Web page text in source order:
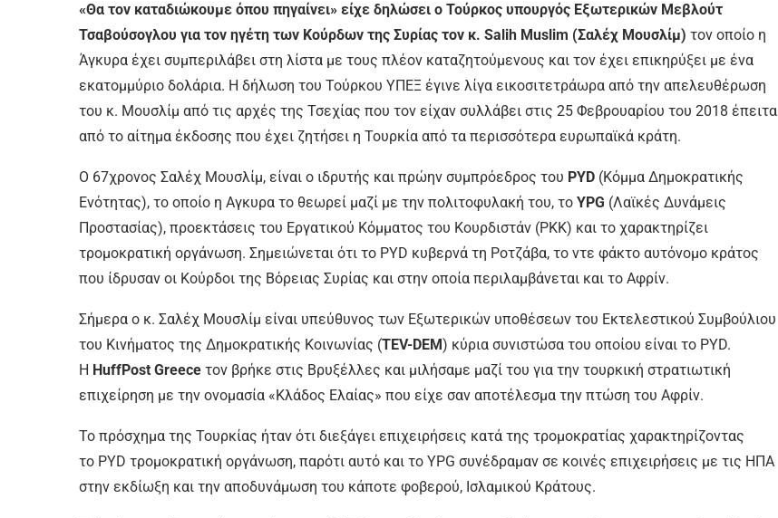
«Θα τον καταδιώκουμε όπου πηγαίνει» είχε δηλώσει ο Τούρκος υπουργός Εξωτερικών Μεβλούτ
Τσαβούσογλου για τον ηγέτη των Κούρδων της Συρίας τον κ. Salih Muslim (Σαλέχ Μουσλίμ) τον οποίο η
Άγκυρα έχει συμπεριλάβει στη λίστα με τους πλέον καταζητούμενους και τον έχει επικηρύξει με ένα
εκατομμύριο δολάρια. Η δήλωση του Τούρκου ΥΠΕΞ έγινε λίγα εικοσιτετράωρα από την απελευθέρωση
του κ. Μουσλίμ από τις αρχές της Τσεχίας που τον είχαν συλλάβει στις 25 Φεβρουαρίου του 2018 έπειτα
από το αίτημα έκδοσης που έχει ζητήσει η Τουρκία από τα περισσότερα ευρωπαϊκά κράτη.
Ο 67χρονος Σαλέχ Μουσλίμ, είναι ο ιδρυτής και πρώην συμπρόεδρος του PYD (Κόμμα Δημοκρατικής
Ενότητας), το οποίο η Αγκυρα το θεωρεί μαζί με την πολιτοφυλακή του, το YPG (Λαϊκές Δυνάμεις
Προστασίας), προεκτάσεις του Εργατικού Κόμματος του Κουρδιστάν (PKK) και το χαρακτηρίζει
τρομοκρατική οργάνωση. Σημειώνεται ότι το PYD κυβερνά τη Ροτζάβα, το ντε φάκτο αυτόνομο κράτος
που ίδρυσαν οι Κούρδοι της Βόρειας Συρίας και στην οποία περιλαμβάνεται και το Αφρίν.
Σήμερα ο κ. Σαλέχ Μουσλίμ είναι υπεύθυνος των Εξωτερικών υποθέσεων του Εκτελεστικού Συμβούλιου
του Κινήματος της Δημοκρατικής Κοινωνίας (TEV-DEM) κύρια συνιστώσα του οποίου είναι το PYD.
Η HuffPost Greece τον βρήκε στις Βρυξέλλες και μιλήσαμε μαζί του για την τουρκική στρατιωτική
επιχείρηση με την ονομασία «Κλάδος Ελαίας» που είχε σαν αποτέλεσμα την πτώση του Αφρίν.
Το πρόσχημα της Τουρκίας ήταν ότι διεξάγει επιχειρήσεις κατά της τρομοκρατίας χαρακτηρίζοντας
το PYD τρομοκρατική οργάνωση, παρότι αυτό και το YPG συνέδραμαν σε κοινές επιχειρήσεις με τις ΗΠΑ
στην εκδίωξη και την αποδυνάμωση του κάποτε φοβερού, Ισλαμικού Κράτους.